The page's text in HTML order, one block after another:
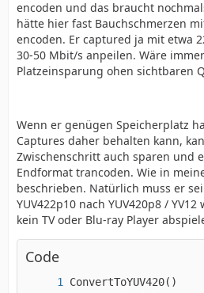
encoden und das braucht
hätte hier fast Bauchschmerzen
encoden. Er captured ja mit etwa
30-50 Mbit/s anpeilen. Wäre
Platzeinsparung ohen sichtbaren
Wenn er genügen Speicherplatz
Captures daher behalten kann,
Zwischenschritt auch sparen und
Endformat trancoden. Wie in
beschrieben. Natürlich muss er
YUV422p10 nach YUV420p8 /
kein TV oder Blu-ray Player
Code